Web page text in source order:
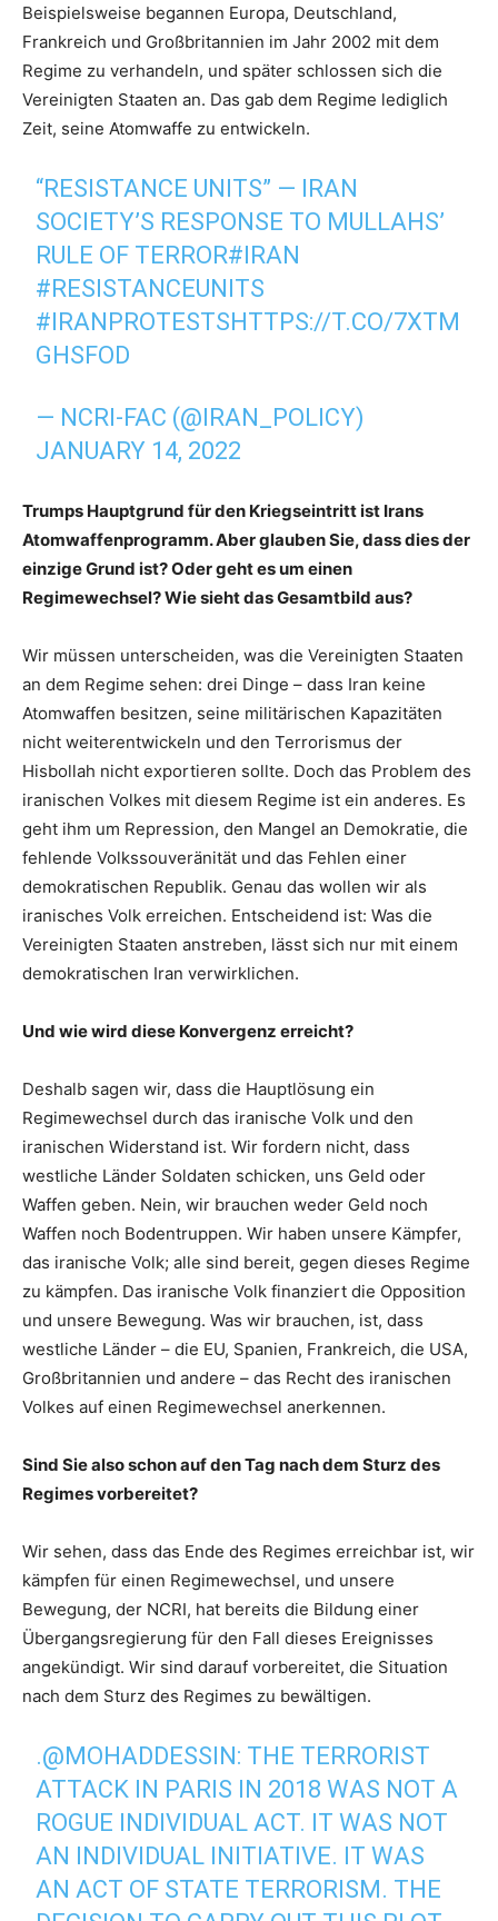
Beispielsweise begannen Europa, Deutschland,
Frankreich und Großbritannien im Jahr 2002 mit dem
Regime zu verhandeln, und später schlossen sich die
Vereinigten Staaten an. Das gab dem Regime lediglich
Zeit, seine Atomwaffe zu entwickeln.
“RESISTANCE UNITS” — IRAN
SOCIETY’S RESPONSE TO MULLAHS’
RULE OF TERROR#IRAN
#RESISTANCEUNITS
#IRANPROTESTSHTTPS://T.CO/7XTM
GHSFOD
— NCRI-FAC (@IRAN_POLICY)
JANUARY 14, 2022
Trumps Hauptgrund für den Kriegseintritt ist Irans
Atomwaffenprogramm. Aber glauben Sie, dass dies der
einzige Grund ist? Oder geht es um einen
Regimewechsel? Wie sieht das Gesamtbild aus?
Wir müssen unterscheiden, was die Vereinigten Staaten
an dem Regime sehen: drei Dinge – dass Iran keine
Atomwaffen besitzen, seine militärischen Kapazitäten
nicht weiterentwickeln und den Terrorismus der
Hisbollah nicht exportieren sollte. Doch das Problem des
iranischen Volkes mit diesem Regime ist ein anderes. Es
geht ihm um Repression, den Mangel an Demokratie, die
fehlende Volkssouveränität und das Fehlen einer
demokratischen Republik. Genau das wollen wir als
iranisches Volk erreichen. Entscheidend ist: Was die
Vereinigten Staaten anstreben, lässt sich nur mit einem
demokratischen Iran verwirklichen.
Und wie wird diese Konvergenz erreicht?
Deshalb sagen wir, dass die Hauptlösung ein
Regimewechsel durch das iranische Volk und den
iranischen Widerstand ist. Wir fordern nicht, dass
westliche Länder Soldaten schicken, uns Geld oder
Waffen geben. Nein, wir brauchen weder Geld noch
Waffen noch Bodentruppen. Wir haben unsere Kämpfer,
das iranische Volk; alle sind bereit, gegen dieses Regime
zu kämpfen. Das iranische Volk finanziert die Opposition
und unsere Bewegung. Was wir brauchen, ist, dass
westliche Länder – die EU, Spanien, Frankreich, die USA,
Großbritannien und andere – das Recht des iranischen
Volkes auf einen Regimewechsel anerkennen.
Sind Sie also schon auf den Tag nach dem Sturz des
Regimes vorbereitet?
Wir sehen, dass das Ende des Regimes erreichbar ist, wir
kämpfen für einen Regimewechsel, und unsere
Bewegung, der NCRI, hat bereits die Bildung einer
Übergangsregierung für den Fall dieses Ereignisses
angekündigt. Wir sind darauf vorbereitet, die Situation
nach dem Sturz des Regimes zu bewältigen.
.@MOHADDESSIN: THE TERRORIST
ATTACK IN PARIS IN 2018 WAS NOT A
ROGUE INDIVIDUAL ACT. IT WAS NOT
AN INDIVIDUAL INITIATIVE. IT WAS
AN ACT OF STATE TERRORISM. THE